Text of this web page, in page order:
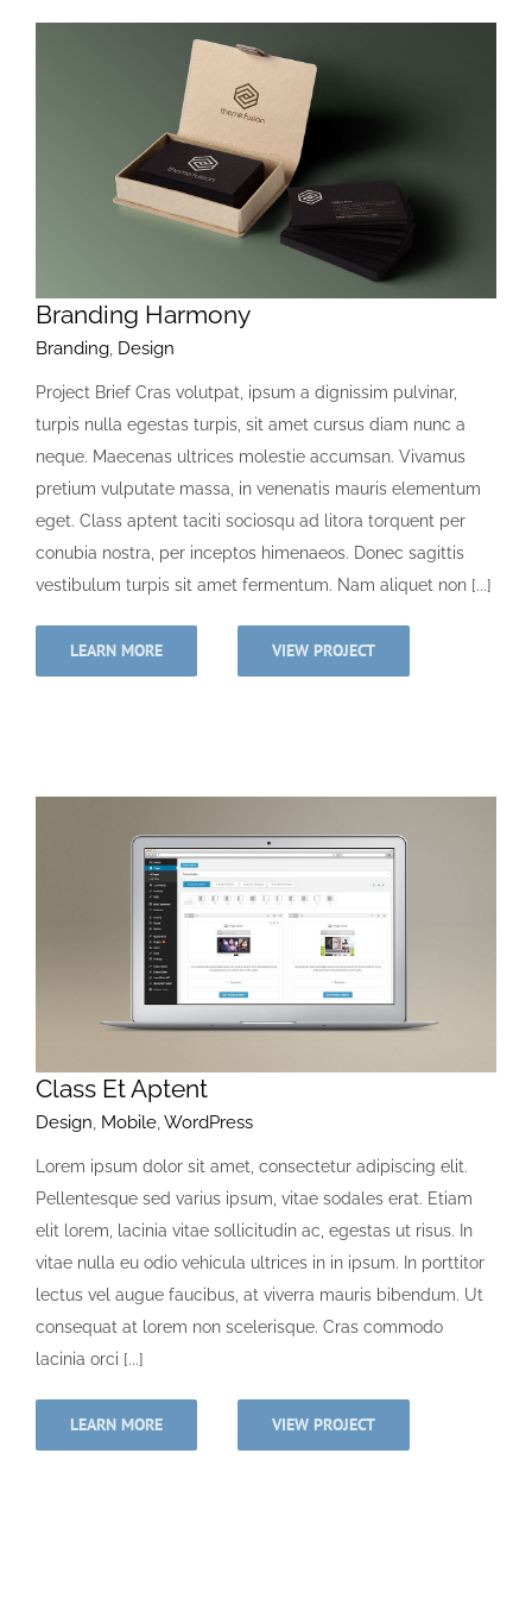
Branding Harmony
Branding, Design
Project Brief Cras volutpat, ipsum a dignissim pulvinar,
turpis nulla egestas turpis, sit amet cursus diam nunc a
neque. Maecenas ultrices molestie accumsan. Vivamus
pretium vulputate massa, in venenatis mauris elementum
eget. Class aptent taciti sociosqu ad litora torquent per
conubia nostra, per inceptos himenaeos. Donec sagittis
vestibulum turpis sit amet fermentum. Nam aliquet non [...]
LEARN MORE VIEW PROJECT
Class Et Aptent
Design, Mobile,WordPress
Lorem ipsum dolor sit amet, consectetur adipiscing elit.
Pellentesque sed varius ipsum, vitae sodales erat. Etiam
elit lorem, lacinia vitae sollicitudin ac, egestas ut risus. In
vitae nulla eu odio vehicula ultrices in in ipsum. In porttitor
lectus vel augue faucibus, at viverra mauris bibendum. Ut
consequat at lorem non scelerisque. Cras commodo
lacinia orci [...]
LEARN MORE VIEW PROJECT